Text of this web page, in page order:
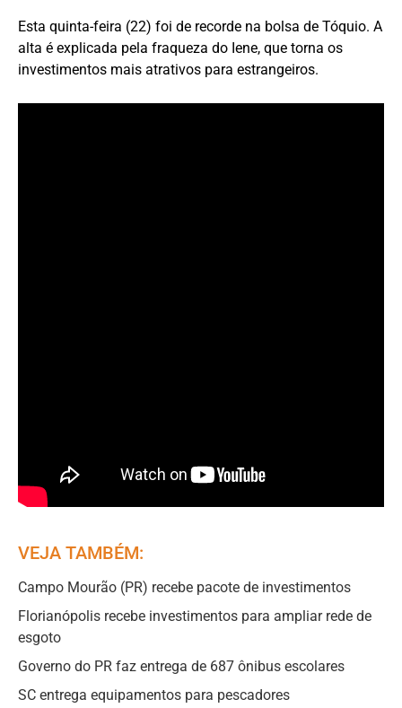
Esta quinta-feira (22) foi de recorde na bolsa de Tóquio. A
alta é explicada pela fraqueza do Iene, que torna os
investimentos mais atrativos para estrangeiros.
VEJA TAMBÉM:
Campo Mourão (PR) recebe pacote de investimentos
Florianópolis recebe investimentos para ampliar rede de
esgoto
Governo do PR faz entrega de 687 ônibus escolares
SC entrega equipamentos para pescadores